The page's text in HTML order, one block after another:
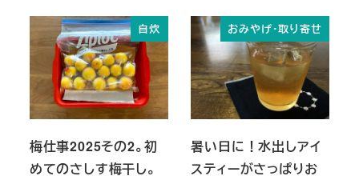
自炊
梅仕事2025その2。初
めてのさしす梅干し。
おみやげ・取り寄せ
暑い日に！水出しアイ
スティーがさっぱりお